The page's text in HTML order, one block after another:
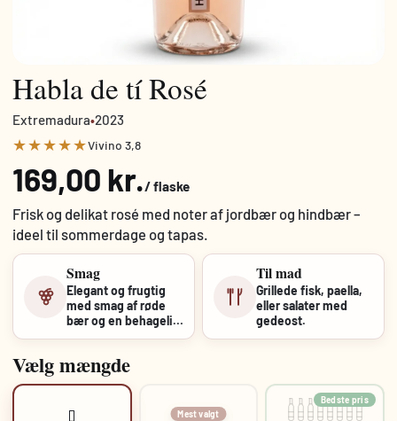
Habla de tí Rosé
169,00 kr./ flaske
Extremadura•2023
★★★★★Vivino 3,8
Frisk og delikat rosé med noter af jordbær og hindbær –
ideel til sommerdage og tapas.
Smag
Elegant og frugtig
med smag af røde
bær og en behagelig
syre,...
Til mad
Grillede fisk, paella,
eller salater med
gedeost.
Mest valgt
Bedste pris